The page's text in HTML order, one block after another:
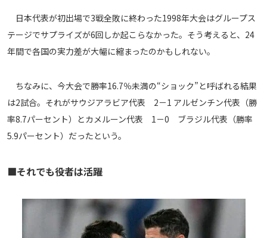
日本代表が初出場で3戦全敗に終わった1998年大会はグループス
テージでサプライズが6回しか起こらなかった。そう考えると、24
年間で各国の実力差が大幅に縮まったのかもしれない。
ちなみに、今大会で勝率16.7％未満の“ショック”と呼ばれる結果
は2試合。それがサウジアラビア代表 2－1 アルゼンチン代表（勝
率8.7パーセント）とカメルーン代表 1－0 ブラジル代表（勝率
5.9パーセント）だったという。
■それでも役者は活躍